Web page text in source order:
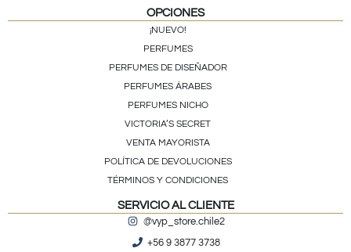
OPCIONES
¡NUEVO!
PERFUMES
PERFUMES DE DISEÑADOR
PERFUMES ÁRABES
PERFUMES NICHO
VICTORIA’S SECRET
VENTA MAYORISTA
POLÍTICA DE DEVOLUCIONES
TÉRMINOS Y CONDICIONES
SERVICIO AL CLIENTE
@vyp_store.chile2
+56 9 3877 3738